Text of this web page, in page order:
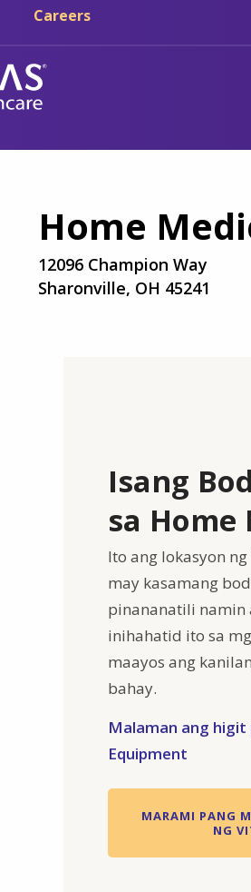
Skip sa main content
Skip sa navigation
Careers
Home
12096 Champion Way
Sharonville, OH 45241
Isang
sa
Ito ang lokasyon
may kasamang
pinananatili namin
inihahatid ito sa
maayos ang
bahay.
Malaman ang higit
Equipment
MARAMI PANG
NG